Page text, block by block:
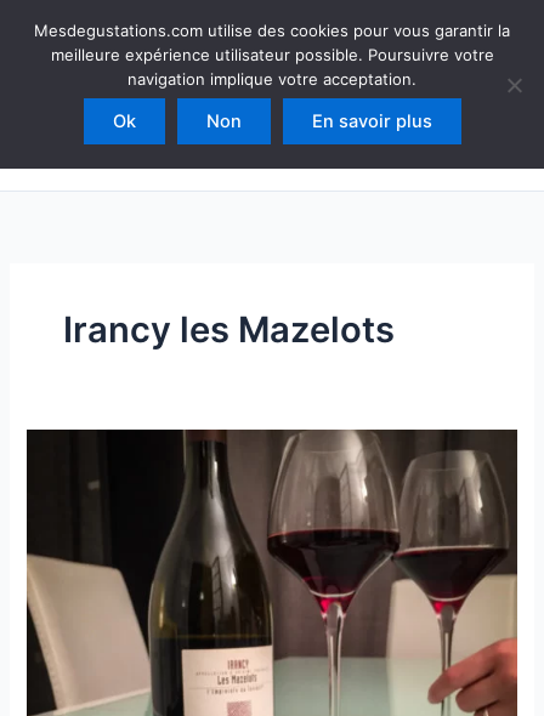
Mesdegustations
Dégustations, accords & autour du vin
Rechercher
Irancy les Mazelots
Mesdegustations.com utilise des cookies pour vous garantir la
meilleure expérience utilisateur possible. Poursuivre votre
navigation implique votre acceptation.
Ok Non En savoir plus